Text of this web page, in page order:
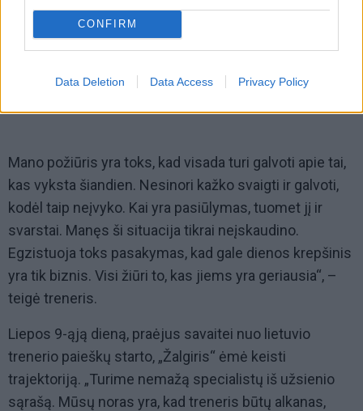
CONFIRM
Data Deletion Data Access Privacy Policy
Mano požiūris yra toks, kad visada turi galvoti apie tai,
kas vyksta šiandien. Nesinori kažko svaigti ir galvoti,
kodėl taip neįvyko. Kai yra pasiūlymas, tuomet jį ir
svarstai. Manęs ši situacija tikrai neįskaudino.
Egzistuoja toks pasakymas, kad gale dienos krepšinis
yra tik biznis. Visi žiūri to, kas jiems yra geriausia“, –
teigė treneris.
Liepos 9-ąją dieną, praėjus savaitei nuo lietuvio
trenerio paieškų starto, „Žalgiris“ ėmė keisti
trajektoriją. „Turime nemažą specialistų iš užsienio
sąrašą. Mūsų noras yra, kad treneris būtų alkanas,